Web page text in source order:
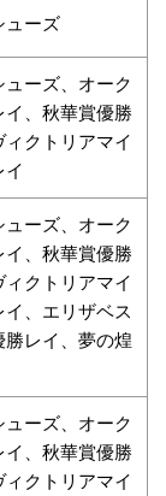
ューズ
ーズ、オーク
イ、秋華賞優勝
ィクトリアマイ
イ
ーズ、オーク
イ、秋華賞優勝
ィクトリアマイ
イ、エリザベス
勝レイ、夢の煌
ーズ、オーク
イ、秋華賞優勝
ィクトリアマイ